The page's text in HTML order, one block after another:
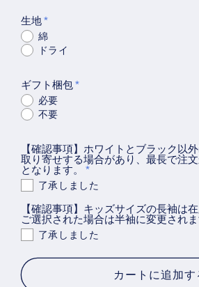
き
デ
系
半
袖
シ
ャ
ツ
【わ
が
ま
ま
シ
ャ
【わ
が
ま
ボ
生地
綿
ドライ
ギフト梱包
必要
不要
【確認事項】ホワイトとブラック以
取り寄せする場合があり、最長で注
となります。
了承しました
【確認事項】キッズサイズの長袖は
ご選択された場合は半袖に変更されま
了承しました
カートに追加す